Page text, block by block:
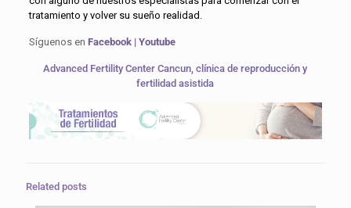
tratamiento y volver su sueño realidad.
Síguenos en Facebook| Youtube
Advanced Fertility Center Cancun, clínica de reproducción y
fertilidad asistida
Related posts